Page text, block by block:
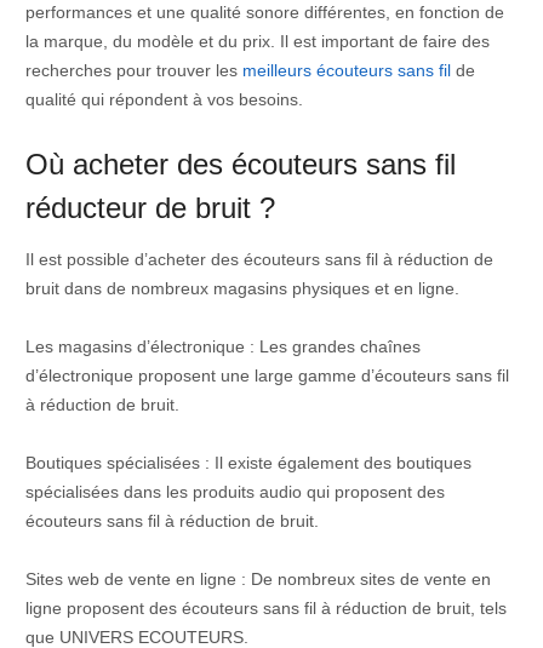
performances et une qualité sonore différentes, en fonction de
la marque, du modèle et du prix. Il est important de faire des
recherches pour trouver les meilleurs écouteurs sans filde
qualité qui répondent à vos besoins.
Où acheter des écouteurs sans fil
réducteur de bruit ?
Il est possible d’acheter des écouteurs sans fil à réduction de
bruit dans de nombreux magasins physiques et en ligne.
Les magasins d’électronique : Les grandes chaînes
d’électronique proposent une large gamme d’écouteurs sans fil
à réduction de bruit.
Boutiques spécialisées : Il existe également des boutiques
spécialisées dans les produits audio qui proposent des
écouteurs sans fil à réduction de bruit.
Sites web de vente en ligne : De nombreux sites de vente en
ligne proposent des écouteurs sans fil à réduction de bruit, tels
que UNIVERS ECOUTEURS.